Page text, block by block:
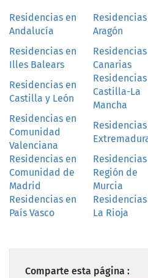
Residencias en
Andalucía
Aragón
Residencias en
Illes Balears
Canarias
Residencias en
Castilla y León
Castilla-La
Mancha
Residencias en
Comunidad
Valenciana
Residencias en
Comunidad de
Madrid
Región de
Murcia
Residencias en
País Vasco
La Rioja
Comparte esta página :